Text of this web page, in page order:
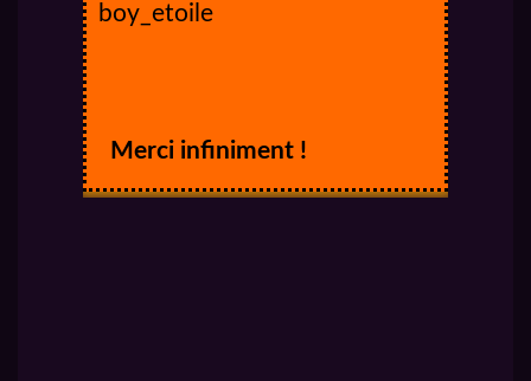
boy_etoile
Merci infiniment !